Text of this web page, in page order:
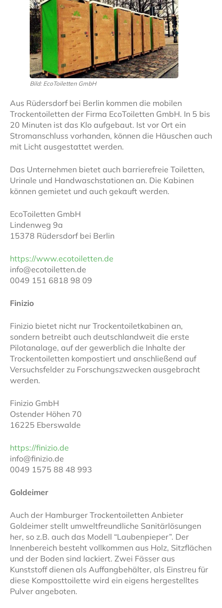
Bild: EcoToiletten GmbH
Aus Rüdersdorf bei Berlin kommen die mobilen
Trockentoiletten der Firma EcoToiletten GmbH. In 5 bis
20 Minuten ist das Klo aufgebaut. Ist vor Ort ein
Stromanschluss vorhanden, können die Häuschen auch
mit Licht ausgestattet werden.
Das Unternehmen bietet auch barrierefreie Toiletten,
Urinale und Handwaschstationen an. Die Kabinen
können gemietet und auch gekauft werden.
EcoToiletten GmbH
Lindenweg 9a
15378 Rüdersdorf bei Berlin
https://www.ecotoiletten.de
info@ecotoiletten.de
0049 151 6818 98 09
Finizio
Finizio bietet nicht nur Trockentoiletkabinen an,
sondern betreibt auch deutschlandweit die erste
Pilotanalage, auf der gewerblich die Inhalte der
Trockentoiletten kompostiert und anschließend auf
Versuchsfelder zu Forschungszwecken ausgebracht
werden.
Finizio GmbH
Ostender Höhen 70
16225 Eberswalde
https://finizio.de
info@finizio.de
0049 1575 88 48 993
Goldeimer
Auch der Hamburger Trockentoiletten Anbieter
Goldeimer stellt umweltfreundliche Sanitärlösungen
her, so z.B. auch das Modell “Laubenpieper”. Der
Innenbereich besteht vollkommen aus Holz, Sitzflächen
und der Boden sind lackiert. Zwei Fässer aus
Kunststoff dienen als Auffangbehälter, als Einstreu für
diese Komposttoilette wird ein eigens hergestelltes
Pulver angeboten.